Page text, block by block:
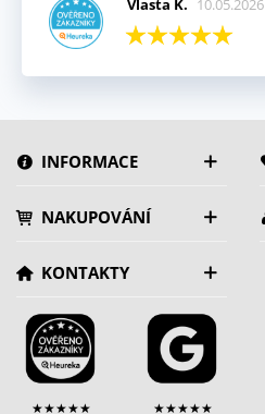
Vlasta K. 10.05.2026
INFORMACE
NAKUPOVÁNÍ
KONTAKTY
★★★★★ ★★★★★